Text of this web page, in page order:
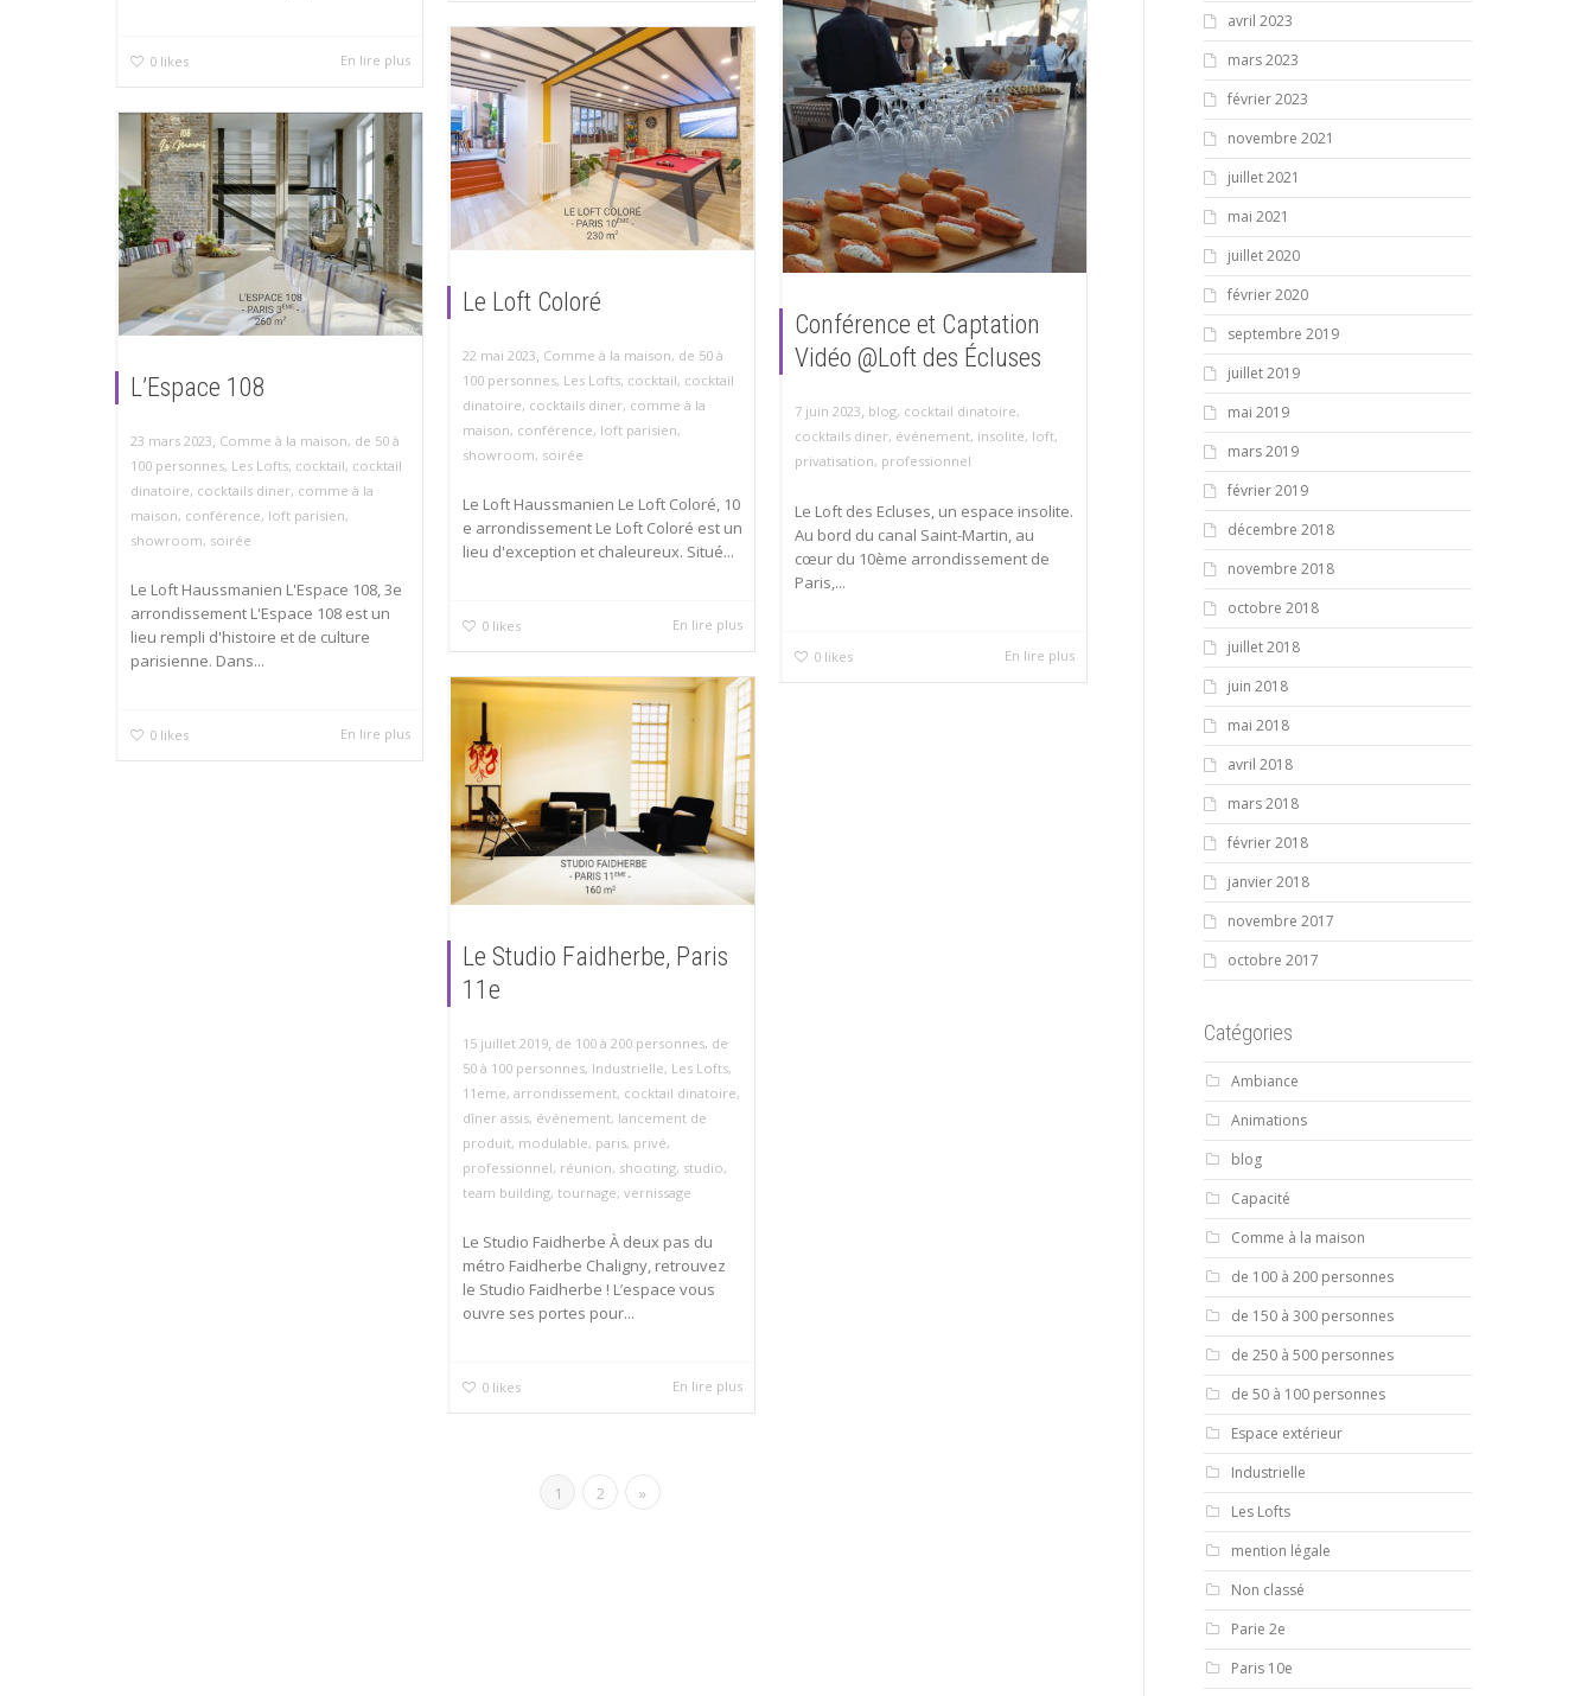
0 likes En lire plus
Conférence et Captation
Vidéo @Loft des Écluses
7 juin 2023, blog, cocktail dinatoire,
cocktails diner, événement, insolite, loft,
privatisation, professionnel
Le Loft des Ecluses, un espace insolite.
Au bord du canal Saint-Martin, au
cœur du 10ème arrondissement de
Paris,...
0 likes En lire plus
Le Loft Coloré
22 mai 2023, Comme à la maison, de 50 à
100 personnes, Les Lofts, cocktail, cocktail
dinatoire, cocktails diner, comme à la
maison, conférence, loft parisien,
showroom, soirée
Le Loft Haussmanien Le Loft Coloré, 10
e arrondissement Le Loft Coloré est un
lieu d'exception et chaleureux. Situé...
0 likes En lire plus
L’Espace 108
23 mars 2023, Comme à la maison, de 50 à
100 personnes, Les Lofts, cocktail, cocktail
dinatoire, cocktails diner, comme à la
maison, conférence, loft parisien,
showroom, soirée
Le Loft Haussmanien L'Espace 108, 3e
arrondissement L'Espace 108 est un
lieu rempli d'histoire et de culture
parisienne. Dans...
0 likes En lire plus
Le Studio Faidherbe, Paris
11e
15 juillet 2019, de 100 à 200 personnes, de
50 à 100 personnes, Industrielle, Les Lofts,
11eme, arrondissement, cocktail dinatoire,
dîner assis, événement, lancement de
produit, modulable, paris, privé,
professionnel, réunion, shooting, studio,
team building, tournage, vernissage
Le Studio Faidherbe À deux pas du
métro Faidherbe Chaligny, retrouvez
le Studio Faidherbe ! L’espace vous
ouvre ses portes pour...
0 likes En lire plus
1 2 »
avril 2023
mars 2023
février 2023
novembre 2021
juillet 2021
mai 2021
juillet 2020
février 2020
septembre 2019
juillet 2019
mai 2019
mars 2019
février 2019
décembre 2018
novembre 2018
octobre 2018
juillet 2018
juin 2018
mai 2018
avril 2018
mars 2018
février 2018
janvier 2018
novembre 2017
octobre 2017
Catégories
Ambiance
Animations
blog
Capacité
Comme à la maison
de 100 à 200 personnes
de 150 à 300 personnes
de 250 à 500 personnes
de 50 à 100 personnes
Espace extérieur
Industrielle
Les Lofts
mention légale
Non classé
Parie 2e
Paris 10e